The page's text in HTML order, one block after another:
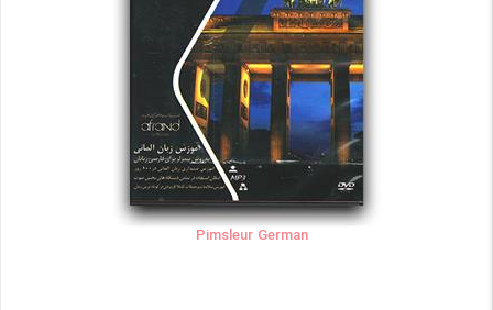
Pimsleur German